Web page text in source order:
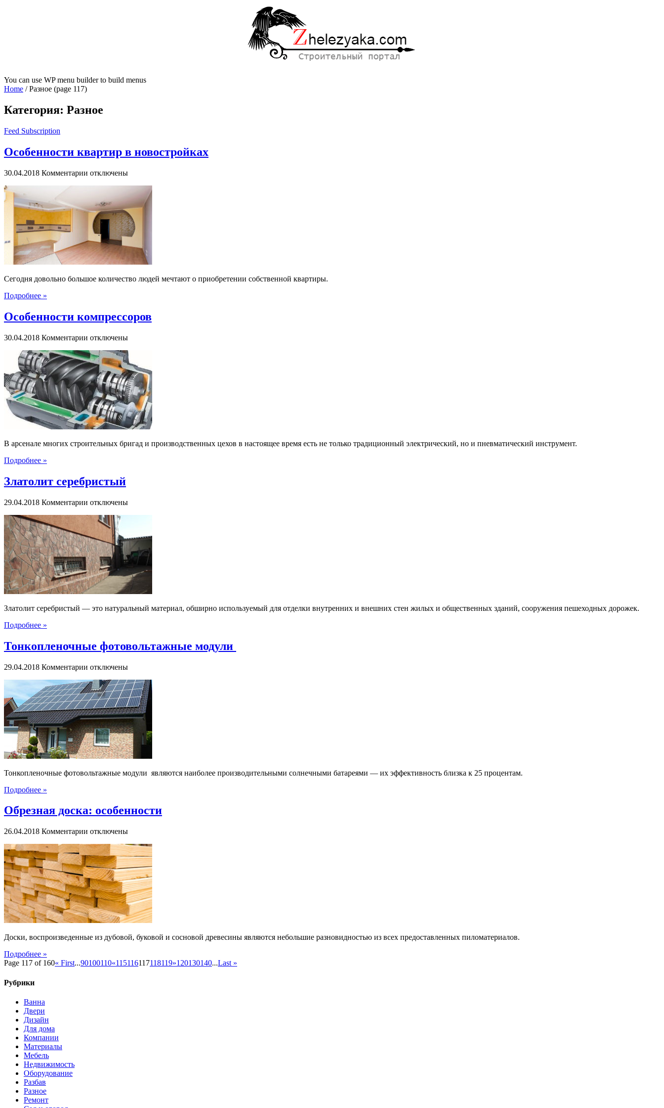
You can use WP menu builder to build menus
Home /Разное (page 117)
Категория: Разное
Feed Subscription
Особенности квартир в новостройках
30.04.2018 Комментарии к
квартир
в
новостройках
отключены
Сегодня довольно большое количество людей мечтают о приобретении собственной квартиры.
Подробнее »
Особенности компрессоров
30.04.2018 Комментарии к
Особенности
компрессоров
отключены
В арсенале многих строительных бригад и производственных цехов в настоящее время есть не только традиционный электрический, но и пневматический инструмент.
Подробнее »
Златолит серебристый
29.04.2018 Комментарии к
Златолит
серебристый
отключены
Златолит серебристый — это натуральный материал, обширно используемый для отделки внутренних и внешних стен жилых и общественных зданий, сооружения пешеходных дорожек.
Подробнее »
Тонкопленочные фотовольтажные модули
29.04.2018 Комментарии к
Тонкопленочные
фотовольтажные
модули
отключены
Тонкопленочные фотовольтажные модули являются наиболее производительными солнечными батареями — их эффективность близка к 25 процентам.
Подробнее »
Обрезная доска: особенности
26.04.2018 Комментарии к
Обрезная
доска:
особенности
отключены
Доски, воспроизведенные из дубовой, буковой и сосновой древесины являются небольшие разновидностью из всех предоставленных пиломатериалов.
Подробнее »
Page 117 of 160« First...90100110«115116117118119»120130140...Last »
Рубрики
Ванна
Двери
Дизайн
Для дома
Компании
Материалы
Мебель
Недвижимость
Оборудование
Разбав
Разное
Ремонт